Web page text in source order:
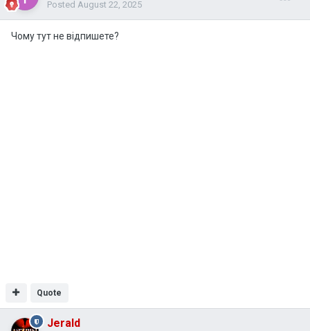
Posted August 22, 2025
Чому тут не відпишете?
Quote
Jerald